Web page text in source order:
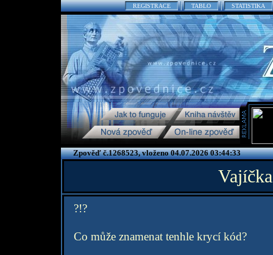
REGISTRACE TABLO STATISTIKA
Zpověď č.1268523, vloženo 04.07.2026 03:44:33
?!?
Co může znamenat tenhle krycí kód?